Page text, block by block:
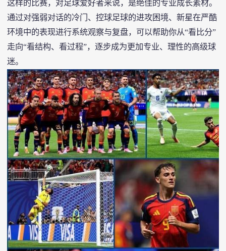
这样的比赛，对足球爱好者来说，是绝佳的专业成长素材。
通过对强弱对话的冷门、控球足球的进攻困境、新星在严酷
环境中的表现进行系统观察与复盘，可以帮助你从“看比分”
走向“看结构、看过程”，逐步成为更加专业、理性的高级球
迷。